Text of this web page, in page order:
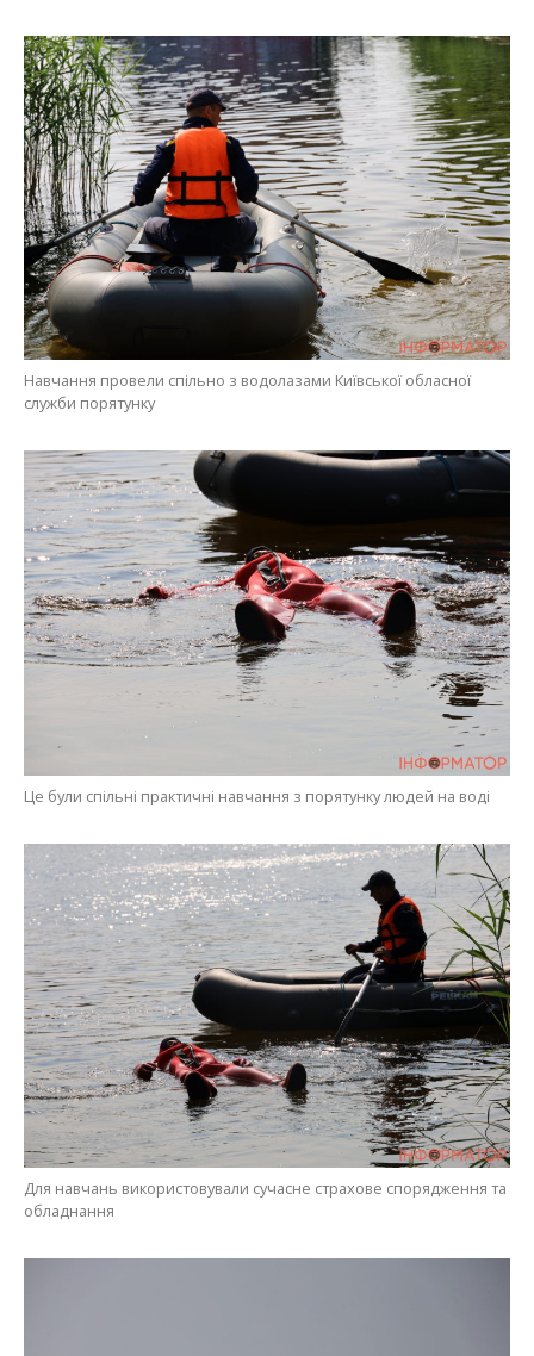
Навчання провели спільно з водолазами Київської обласної
служби порятунку
Це були спільні практичні навчання з порятунку людей на воді
Для навчань використовували сучасне страхове спорядження та
обладнання